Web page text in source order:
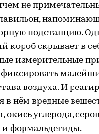
не
подстанцию.
короб скрывает в
измерительные
воздуха. И
в нём вредные
окись углерода,
и формальдегиды.